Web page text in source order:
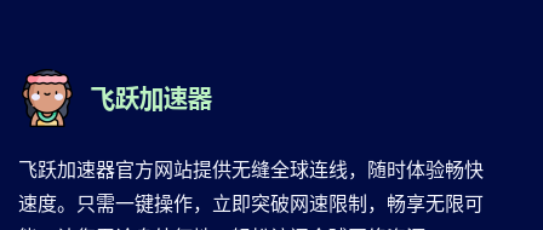
飞跃加速器官方网站提供无缝全球连线，随时体验畅快
速度。只需一键操作，立即突破网速限制，畅享无限可